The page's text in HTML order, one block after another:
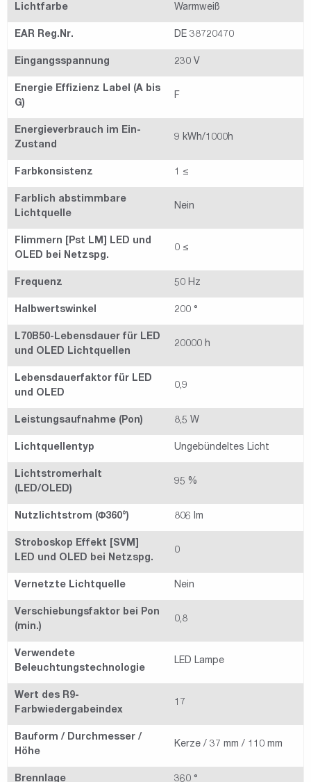
Lichtfarbe Warmweiß
EAR Reg.Nr. DE 38720470
Eingangsspannung 230 V
Energie Effizienz Label (A bis
G)
F
Energieverbrauch im Ein-
Zustand
9 kWh/1000h
Farbkonsistenz 1 ≤
Farblich abstimmbare
Lichtquelle
Nein
Flimmern [Pst LM] LED und
OLED bei Netzspg.
0 ≤
Frequenz 50 Hz
Halbwertswinkel 200 °
L70B50-Lebensdauer für LED
und OLED Lichtquellen
20000 h
Lebensdauerfaktor für LED
und OLED
0,9
Leistungsaufnahme (Pon) 8,5 W
Lichtquellentyp Ungebündeltes Licht
Lichtstromerhalt
(LED/OLED)
95 %
Nutzlichtstrom (Φ360°) 806 lm
Stroboskop Effekt [SVM]
LED und OLED bei Netzspg.
0
Vernetzte Lichtquelle Nein
Verschiebungsfaktor bei Pon
(min.)
0,8
Verwendete
Beleuchtungstechnologie
LED Lampe
Wert des R9-
Farbwiedergabeindex
17
Bauform / Durchmesser /
Höhe
Kerze / 37 mm / 110 mm
Brennlage 360 °